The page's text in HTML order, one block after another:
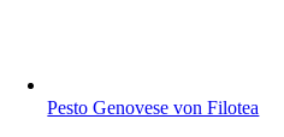
Pesto Genovese von Filotea